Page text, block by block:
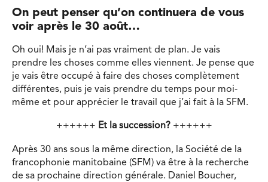
On peut penser qu’on continuera de vous
voir après le 30 août…
Oh oui! Mais je n’ai pas vraiment de plan. Je vais
prendre les choses comme elles viennent. Je pense que
je vais être occupé à faire des choses complètement
différentes, puis je vais prendre du temps pour moi-
même et pour apprécier le travail que j’ai fait à la SFM.
++++++ Et la succession?++++++
Après 30 ans sous la même direction, la Société de la
francophonie manitobaine (SFM) va être à la recherche
de sa prochaine direction générale. Daniel Boucher,